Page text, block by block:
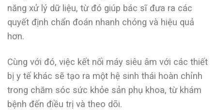
năng xử lý dữ liệu, từ đó giúp bác sĩ đưa ra các
quyết định chẩn đoán nhanh chóng và hiệu quả
hơn.
Cùng với đó, việc kết nối máy siêu âm với các thiết
bị y tế khác sẽ tạo ra một hệ sinh thái hoàn chỉnh
trong chăm sóc sức khỏe sản phụ khoa, từ khám
bệnh đến điều trị và theo dõi.